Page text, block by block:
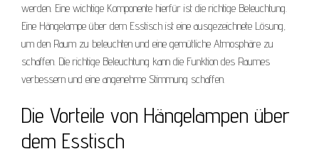
werden. Eine wichtige Komponente hierfür ist die richtige Beleuchtung.
Eine Hängelampe über dem Esstisch ist eine ausgezeichnete Lösung,
um den Raum zu beleuchten und eine gemütliche Atmosphäre zu
schaffen. Die richtige Beleuchtung kann die Funktion des Raumes
verbessern und eine angenehme Stimmung schaffen.
Die Vorteile von Hängelampen über
dem Esstisch